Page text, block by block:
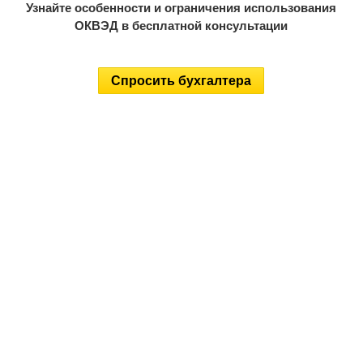
Узнайте особенности и ограничения использования
ОКВЭД в бесплатной консультации
Спросить бухгалтера